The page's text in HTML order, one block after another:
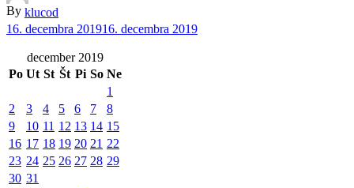
By klucod
16. decembra 201916. decembra 2019
december 2019
Po Ut St Št Pi So Ne
1
2
3 4 5 6 7
8
9
10 11 12 13 14 15
16 17 18 19 20 21 22
23 24 25 26 27 28 29
30 31